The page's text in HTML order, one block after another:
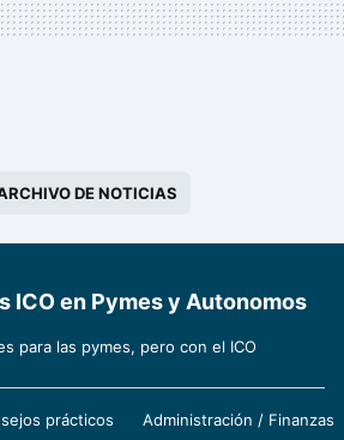
DE NOTICIAS
ICO en Pymes y Autonomos
para las pymes, pero con el ICO
prácticos Administración / Finanzas